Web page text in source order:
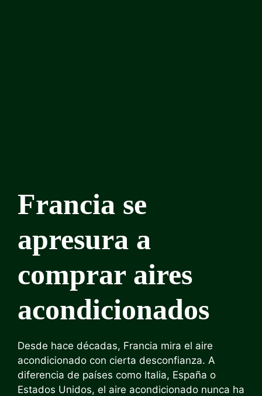
Francia se
apresura a
comprar aires
acondicionados
Desde hace décadas, Francia mira el aire
acondicionado con cierta desconfianza. A
diferencia de países como Italia, España o
Estados Unidos, el aire acondicionado nunca ha